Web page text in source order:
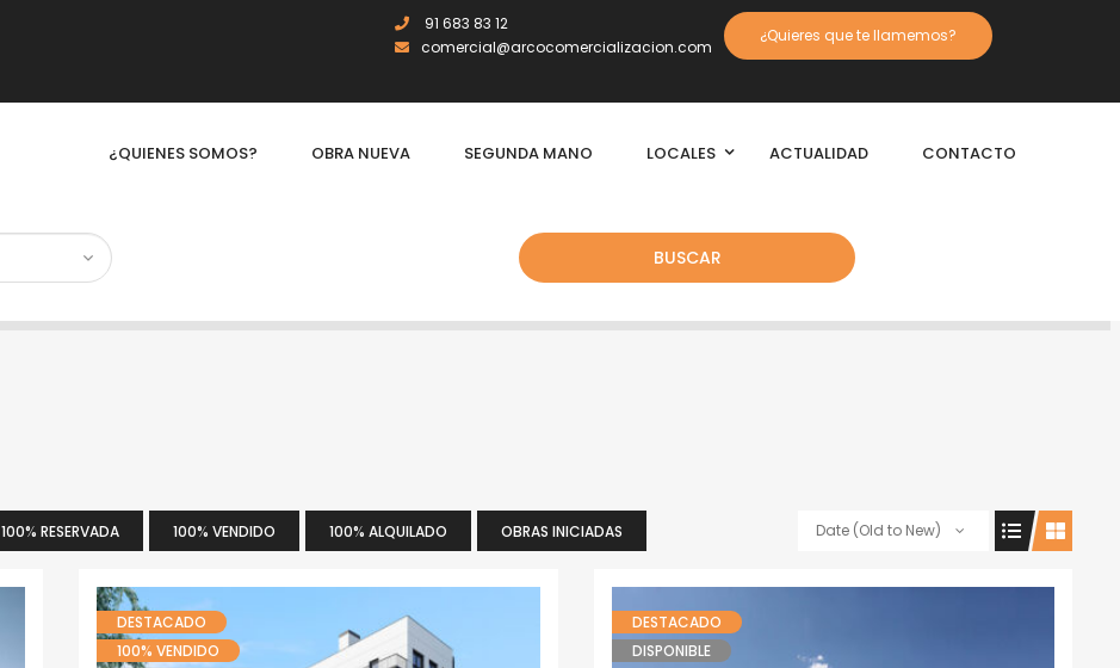
¿Quieres que te llamemos?
91 683 83 12
comercial@arcocomercializacion.com
¿QUIENES SOMOS? OBRA NUEVA SEGUNDA MANO LOCALES ACTUALIDAD CONTACTO
BUSCAR
100% RESERVADA 100% VENDIDO 100% ALQUILADO OBRAS INICIADAS Date (Old to New)
DESTACADO
100% VENDIDO
DESTACADO
DISPONIBLE